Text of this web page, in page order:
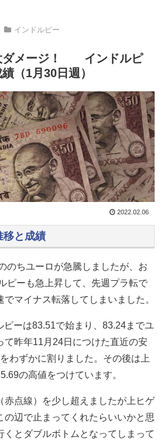
インドルピー
ダメージ！ インドルピ
（1月30日週）
2022.02.06
移と成績
のちユーロが急騰しましたが、お
ピーも急上昇して、先週プラ転で
マイナス転落してしまいました。
ピーは83.51で始まり、 83.24までユ
て昨年11月24日につけた直近の安
わずかに割りました。 その後は 上
の高値をつけています。
赤点線）を少し超えましたが上ヒゲ
の辺で止まってくれたらいいかと思
くとダブルボトムとなってしまって